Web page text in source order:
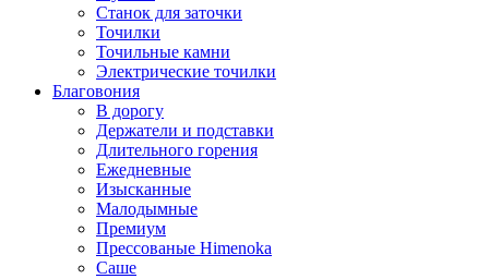
Станок для заточки
Точилки
Точильные камни
Электрические точилки
Благовония
В дорогу
Держатели и подставки
Длительного горения
Ежедневные
Изысканные
Малодымные
Премиум
Прессованые Himenoka
Саше